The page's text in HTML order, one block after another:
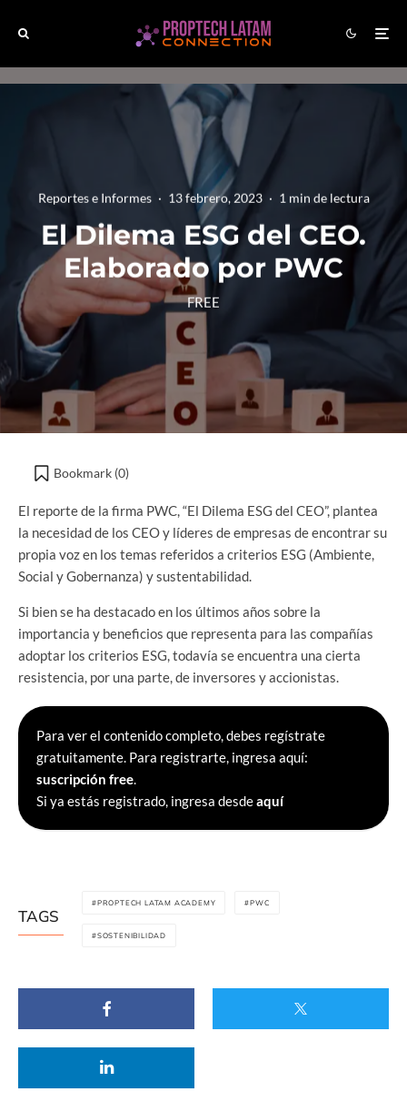
Reportes e Informes · 13 febrero, 2023 · 1 min de lectura
El Dilema ESG del CEO.
Elaborado por PWC
FREE
Bookmark (0)
El reporte de la firma PWC, “El Dilema ESG del CEO”, plantea
la necesidad de los CEO y líderes de empresas de encontrar su
propia voz en los temas referidos a criterios ESG (Ambiente,
Social y Gobernanza) y sustentabilidad.
Si bien se ha destacado en los últimos años sobre la
importancia y beneficios que representa para las compañías
adoptar los criterios ESG, todavía se encuentra una cierta
resistencia, por una parte, de inversores y accionistas.
Para ver el contenido completo, debes regístrate
gratuitamente. Para registrarte, ingresa aquí:
suscripción free.
Si ya estás registrado, ingresa desdeaquí
TAGS
PROPTECH LATAM ACADEMY PWC
SOSTENIBILIDAD